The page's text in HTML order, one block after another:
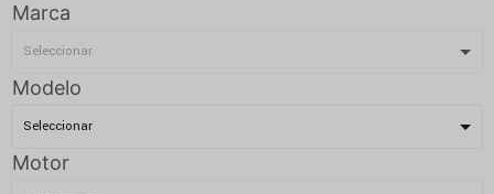
Marca
Modelo
Motor